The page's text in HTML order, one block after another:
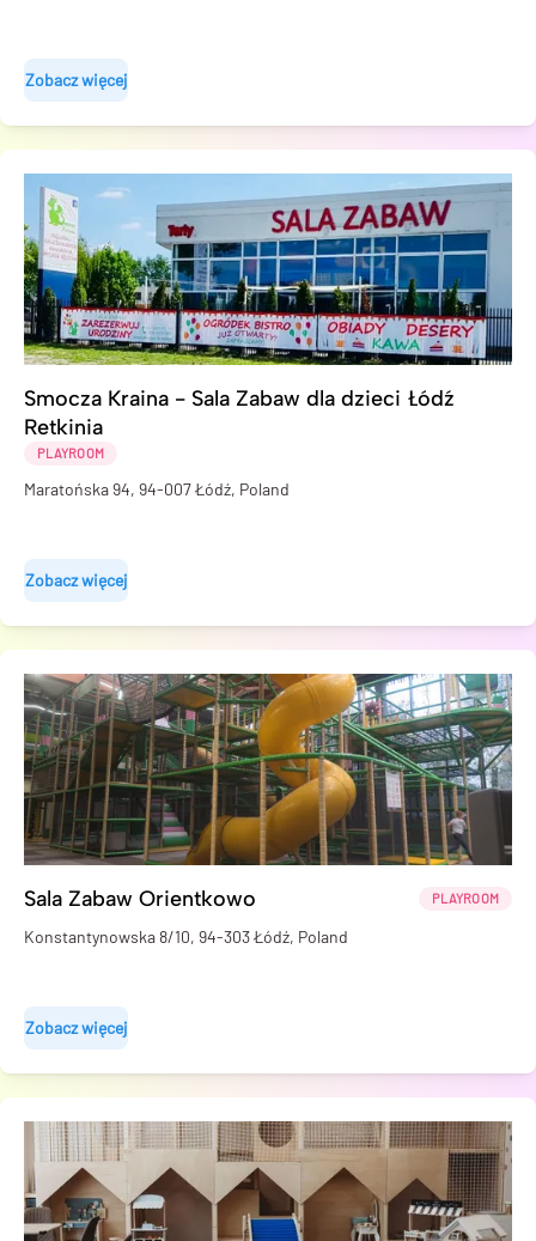
Zobacz więcej
Smocza Kraina - Sala Zabaw dla dzieci Łódź
Retkinia
PLAYROOM
Maratońska 94, 94-007 Łódź, Poland
Zobacz więcej
Sala Zabaw Orientkowo PLAYROOM
Konstantynowska 8/10, 94-303 Łódź, Poland
Zobacz więcej